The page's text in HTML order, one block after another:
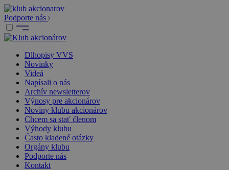
Podporte nás
Dlhopisy VVS
Novinky
Videá
Napísali o nás
Archív newsletterov
Výnosy pre akcionárov
Noviny klubu akcionárov
Chcem sa stať členom
Výhody klubu
Často kladené otázky
Orgány klubu
Podporte nás
Kontakt